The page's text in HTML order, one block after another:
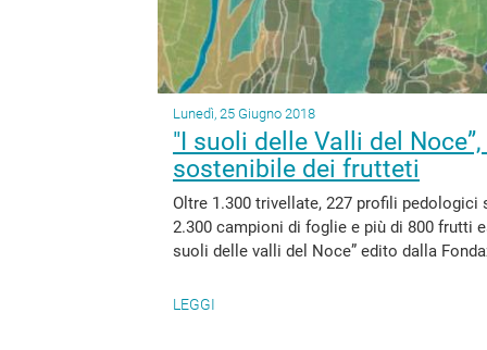
Lunedì, 25 Giugno 2018
"I suoli delle Valli del
sostenibile dei frutteti
Oltre 1.300 trivellate, 227 profili
2.300 campioni di foglie e più di 800 frutti
suoli delle valli del Noce” edito dalla
LEGGI